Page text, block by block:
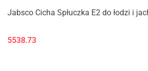
Jabsco Cicha Spłuczka E2 do łodzi i
5538.73